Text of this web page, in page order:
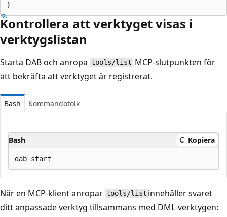
Kontrollera att verktyget visas i
verktygslistan
Starta DAB och anropa tools/list MCP-slutpunkten för
att bekräfta att verktyget är registrerat.
Bash Kommandotolk
Bash Kopiera
När en MCP-klient anropar tools/list innehåller svaret
ditt anpassade verktyg tillsammans med DML-verktygen: